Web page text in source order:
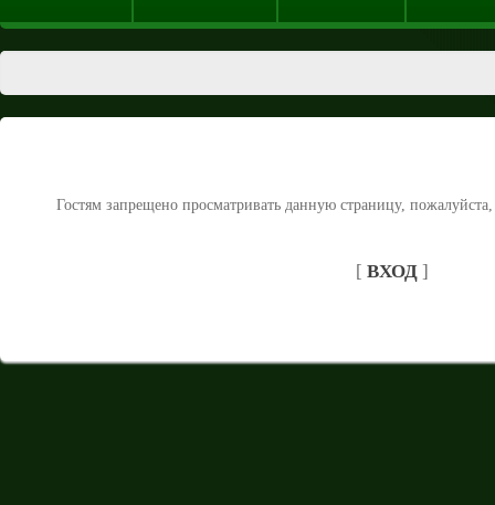
Гостям запрещено просматривать данную страницу,
[ ВХОД ]